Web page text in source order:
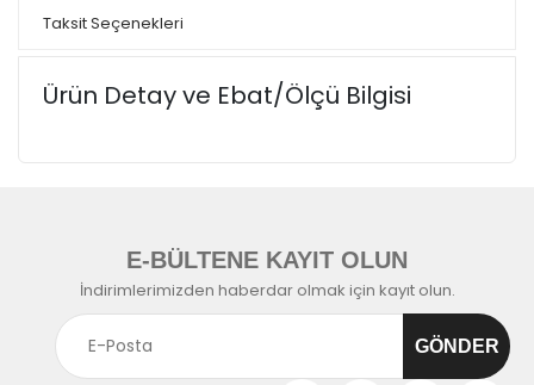
Taksit Seçenekleri
Ürün Detay ve Ebat/Ölçü Bilgisi
E-BÜLTENE KAYIT OLUN
İndirimlerimizden haberdar olmak için kayıt olun.